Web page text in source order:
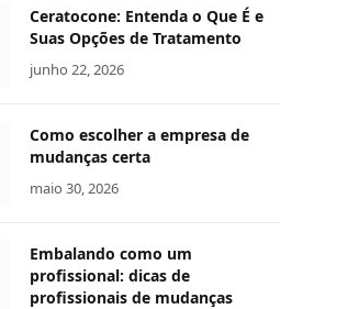
Ceratocone: Entenda o Que É e
Suas Opções de Tratamento
junho 22, 2026
Como escolher a empresa de
mudanças certa
maio 30, 2026
Embalando como um
profissional: dicas de
profissionais de mudanças